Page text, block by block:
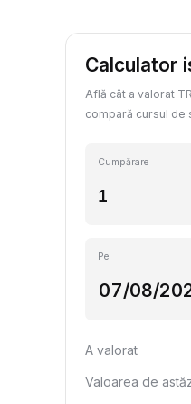
Calculator
Află cât a valorat
compară cursul de
Cumpărare
Pe
A valorat
Valoarea de